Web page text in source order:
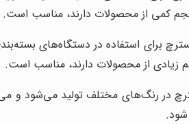
کمی از محصولات دارند، مناسب است.
برای استفاده در دستگاه‌های
زیادی از محصولات دارند، مناسب است.
در رنگ‌های مختلف تولید می‌شود و
شود.